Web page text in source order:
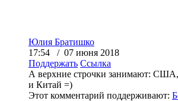
Юлия Братишко
17:54 / 07 июня 2018
Поддержать Ссылка
А верхние строчки занимают:
и Китай =)
Этот комментарий поддерживают: